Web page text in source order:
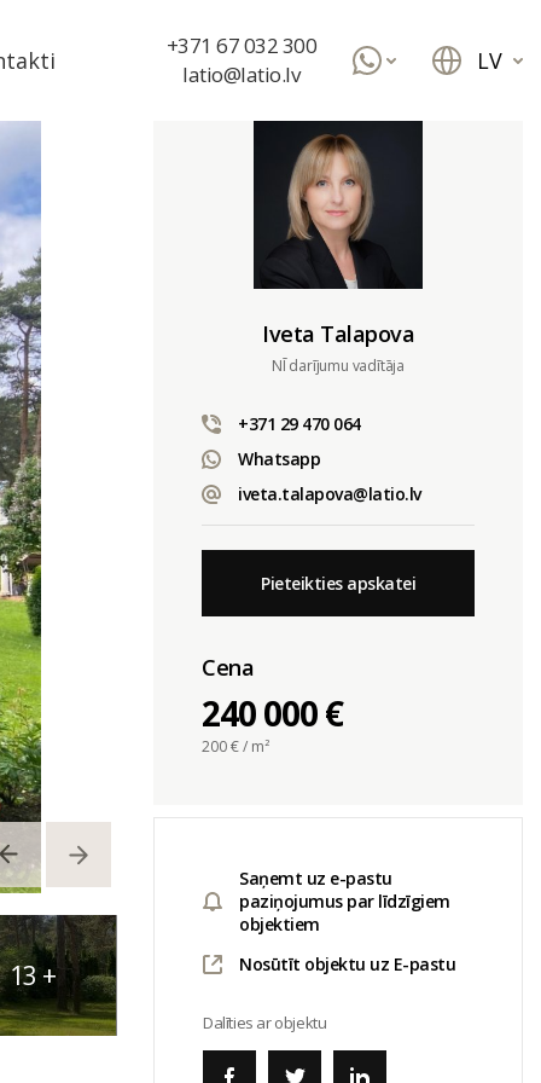
+371 67 032 300
latio@latio.lv
LV
13 +
Iveta Talapova
NĪ darījumu vadītāja
+371 29 470 064
Whatsapp
iveta.talapova@latio.lv
Pieteikties apskatei
Cena
240 000 €
200€ / m²
Saņemt uz e-pastu
paziņojumus par līdzīgiem
objektiem
Nosūtīt objektu uz E-pastu
Dalīties ar objektu